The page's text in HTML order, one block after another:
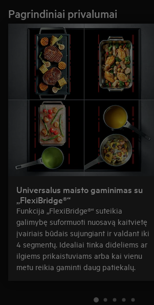
Pagrindiniai privalumai
Universalus maisto gaminimas su
„FlexiBridge®“
Funkcija „FlexiBridge®“ suteikia
galimybę suformuoti nuosavą kaitvietę
įvairiais būdais sujungiant ir valdant iki
4 segmentų. Idealiai tinka dideliems ar
ilgiems prikaistuviams arba kai vienu
metu reikia gaminti daug patiekalų.